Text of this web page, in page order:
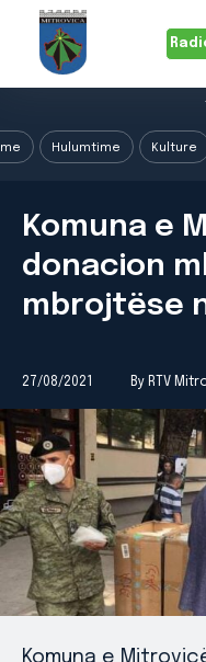
Hulumtime Kulture
Komuna e
donacion
mbrojtëse
27/08/2021 By RTV
Komuna e